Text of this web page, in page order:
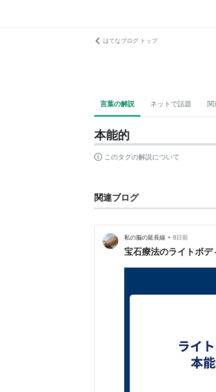
はてなブログ トップ
言葉の解説 ネットで話題 関
本能的
このタグの解説について
関連ブログ
私の脳の延長線 • 8日前
宝石療法のライトボ